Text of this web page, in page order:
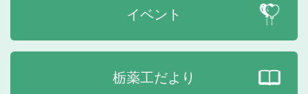
イベント
栃薬工だより